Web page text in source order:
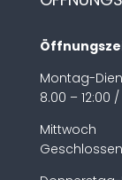
Montag-
8.00 – 12:00 /
Mittwoch
Geschlossen